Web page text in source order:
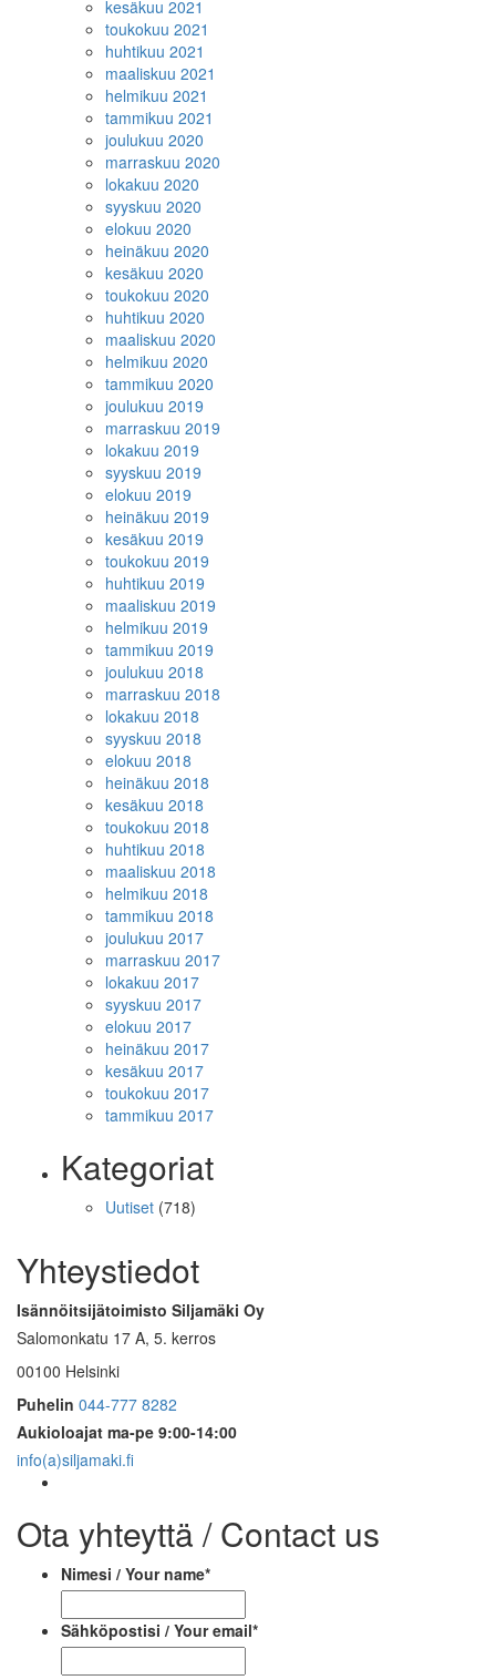
kesäkuu 2021
toukokuu 2021
huhtikuu 2021
maaliskuu 2021
helmikuu 2021
tammikuu 2021
joulukuu 2020
marraskuu 2020
lokakuu 2020
syyskuu 2020
elokuu 2020
heinäkuu 2020
kesäkuu 2020
toukokuu 2020
huhtikuu 2020
maaliskuu 2020
helmikuu 2020
tammikuu 2020
joulukuu 2019
marraskuu 2019
lokakuu 2019
syyskuu 2019
elokuu 2019
heinäkuu 2019
kesäkuu 2019
toukokuu 2019
huhtikuu 2019
maaliskuu 2019
helmikuu 2019
tammikuu 2019
joulukuu 2018
marraskuu 2018
lokakuu 2018
syyskuu 2018
elokuu 2018
heinäkuu 2018
kesäkuu 2018
toukokuu 2018
huhtikuu 2018
maaliskuu 2018
helmikuu 2018
tammikuu 2018
joulukuu 2017
marraskuu 2017
lokakuu 2017
syyskuu 2017
elokuu 2017
heinäkuu 2017
kesäkuu 2017
toukokuu 2017
tammikuu 2017
Kategoriat
Uutiset (718)
Yhteystiedot
Isännöitsijätoimisto Siljamäki Oy
Salomonkatu 17 A, 5. kerros
00100 Helsinki
Puhelin 044-777 8282
Aukioloajat ma-pe 9:00-14:00
info(a)siljamaki.fi
Ota yhteyttä / Contact us
Nimesi / Your name*
Sähköpostisi / Your email*